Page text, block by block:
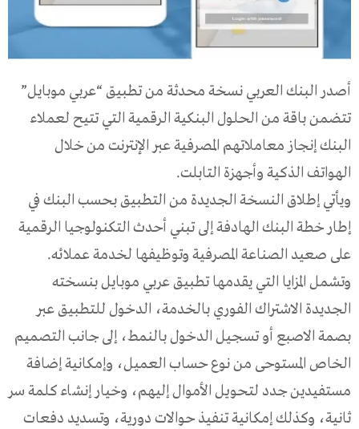
أصدر البنك العربي نسخة محدثة من تطبيق “عربي موبايل”
تتضمن باقة من الحلول البنكية الرقمية التي تتيح لعملاء
البنك إنجاز معاملاتهم المصرفية عبر الإنترنت من خلال
الهواتف الذكية وأجهزة التابلت.
ويأتي إطلاق النسخة الجديدة من التطبيق بحسب البنك في
إطار خطة البنك الهادفة إلى تبني أحدث التكنولوجيا الرقمية
على صعيد الصناعة المصرفية وتوظيفها لخدمة عملائه.
وتشمل المزايا التي يقدمها تطبيق عربي موبايل بنسخته
الجديدة الاشتراك الفوري بالخدمة، الدخول للتطبيق عبر
بصمة الاصبع أو تسجيل الدخول بالنمط، إلى جانب التصميم
الخاص المستوحى من نوع حساب العميل، وإمكانية إضافة
مستفيدين جدد لتحويل الأموال إليهم، وخيار إنشاء كلمة سر
ثانية، وكذلك إمكانية تنفيذ حوالات دورية، وتسديد دفعات